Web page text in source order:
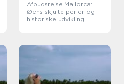
Afbudsrejse Mallorca:
Øens skjulte perler og
historiske udvikling